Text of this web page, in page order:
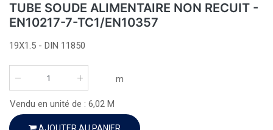
TUBE SOUDE ALIMENTAIRE NON RECUIT -
EN10217-7-TC1/EN10357
19X1.5 - DIN 11850
m
Vendu en unité de : 6,02 M